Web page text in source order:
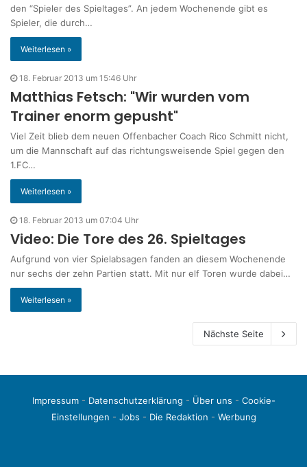
den “Spieler des Spieltages”. An jedem Wochenende gibt es
Spieler, die durch…
Weiterlesen »
18. Februar 2013 um 15:46 Uhr
Matthias Fetsch: "Wir wur­den vom
Trainer enorm gepusht"
Viel Zeit blieb dem neuen Offenbacher Coach Rico Schmitt nicht,
um die Mannschaft auf das richtungsweisende Spiel gegen den
1.FC…
Weiterlesen »
18. Februar 2013 um 07:04 Uhr
Video: Die Tore des 26. Spieltages
Aufgrund von vier Spielabsagen fanden an diesem Wochenende
nur sechs der zehn Partien statt. Mit nur elf Toren wurde dabei…
Weiterlesen »
Nächste Seite
Impressum- Datenschutzerklärung - Über uns - Cookie-
Einstellungen - Jobs - Die Redaktion - Werbung